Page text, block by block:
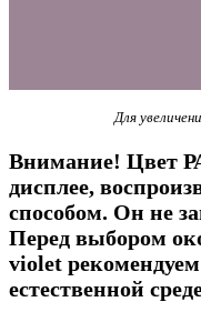
Для
Внимание! Цвет
дисплее,
способом. Он не
Перед выбором
violet
естественной